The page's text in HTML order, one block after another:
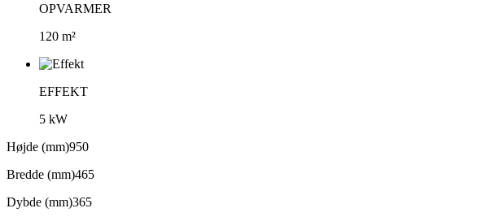
OPVARMER
120 m²
EFFEKT
5 kW
Højde (mm)950
Bredde (mm)465
Dybde (mm)365